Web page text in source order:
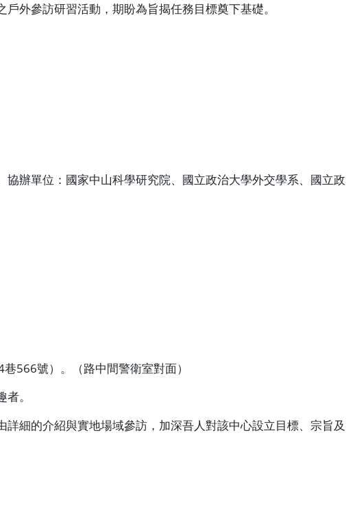
外參訪研習活動，期盼為旨揭任務目標奠下基礎。
辦單位：國家中山科學研究院、國立政治大學外交學系、國立政
巷566號）。（路中間警衛室對面）
。
細的介紹與實地場域參訪，加深吾人對該中心設立目標、宗旨及